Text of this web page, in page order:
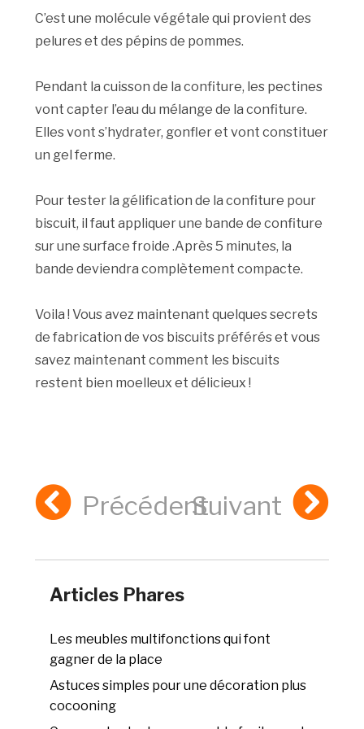
C’est une molécule végétale qui provient des
pelures et des pépins de pommes.
Pendant la cuisson de la confiture, les pectines
vont capter l’eau du mélange de la confiture.
Elles vont s’hydrater, gonfler et vont constituer
un gel ferme.
Pour tester la gélification de la confiture pour
biscuit, il faut appliquer une bande de confiture
sur une surface froide .Après 5 minutes, la
bande deviendra complètement compacte.
Voila ! Vous avez maintenant quelques secrets
de fabrication de vos biscuits préférés et vous
savez maintenant comment les biscuits
restent bien moelleux et délicieux !
PrécédentSuivant
Articles Phares
Les meubles multifonctions qui font
gagner de la place
Astuces simples pour une décoration plus
cocooning